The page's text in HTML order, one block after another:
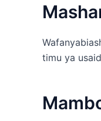
timu ya